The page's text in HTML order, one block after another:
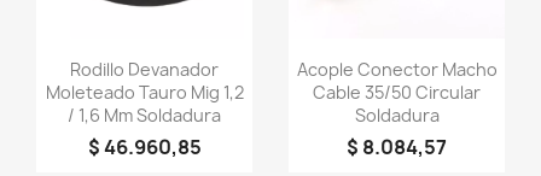
Vista rápida
Rodillo Devanador
Moleteado Tauro Mig 1,2
/ 1,6 Mm Soldadura
$ 46.960,85
Vista rápida
Acople Conector Macho
Cable 35/50 Circular
Soldadura
$ 8.084,57